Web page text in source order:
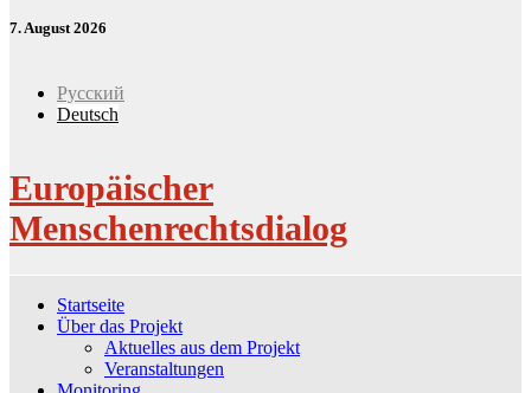
7. August 2026
Русский
Deutsch
Europäischer
Menschenrechtsdialog
Startseite
Über das Projekt
Aktuelles aus dem Projekt
Veranstaltungen